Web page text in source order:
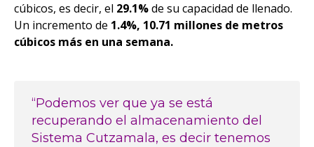
cúbicos, es decir, el 29.1%de su capacidad de llenado.
Un incremento de 1.4%, 10.71 millones de metros
cúbicos más en una semana.
“Podemos ver que ya se está
recuperando el almacenamiento del
Sistema Cutzamala, es decir tenemos